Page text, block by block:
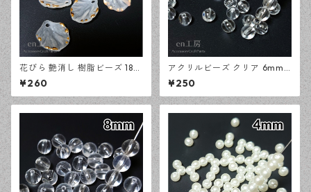
花びら 艶消し 樹脂ビーズ 18×1
6mm 30個 ホワイト アクリル
ビーズ アクセサリーパーツ ハ
ンドメイド資材 【en工房】
¥260
アクリルビーズ クリア 6mm
300個 樹脂ビーズ アクセサリ
ーパーツ ハンドメイド資材
【en工房】
¥250